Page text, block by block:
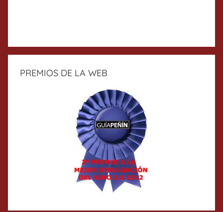
PREMIOS DE LA WEB